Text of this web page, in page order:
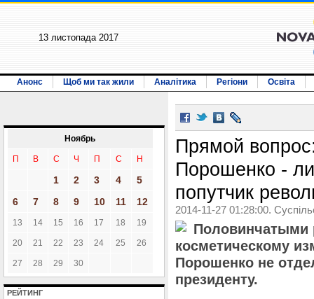
13 листопада 2017
Анонс Щоб ми так жили Аналітика Регіони Освіта
Ноябрь
П В С Ч П С Н
1 2 3 4
5
6
7 8 9 10 11 12
13 14 15 16 17 18 19
20 21 22 23 24 25 26
27 28 29 30
РЕЙТИНГ
Прямой
Порошенко -
попутчик
2014-11-27 01:28:00.
Половинчатыми
косметическому
Порошенко не
президенту.